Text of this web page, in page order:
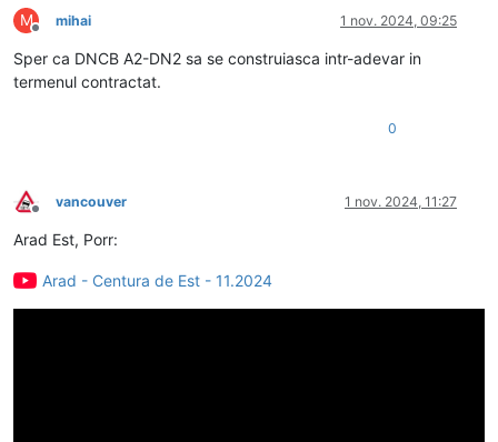
M
Deconectat
mihai 1 nov. 2024, 09:25
Sper ca DNCB A2-DN2 sa se construiasca intr-adevar in
termenul contractat.
0
Deconectat
vancouver 1 nov. 2024, 11:27
Arad Est, Porr:
Arad - Centura de Est - 11.2024